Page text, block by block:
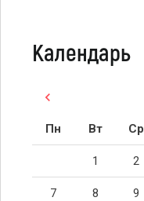
Календарь
Пн Вт Ср
1 2
7 8 9